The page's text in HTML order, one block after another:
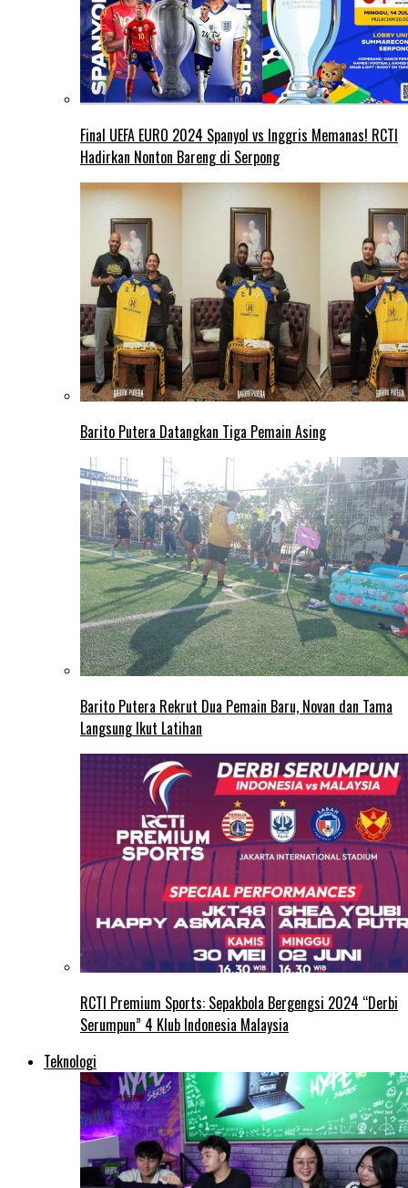
Final UEFA EURO 2024 Spanyol vs Inggris Memanas! RCTI
Hadirkan Nonton Bareng di Serpong
Barito Putera Datangkan Tiga Pemain Asing
Barito Putera Rekrut Dua Pemain Baru, Novan dan Tama
Langsung Ikut Latihan
RCTI Premium Sports: Sepakbola Bergengsi 2024 “Derbi
Serumpun” 4 Klub Indonesia Malaysia
Teknologi